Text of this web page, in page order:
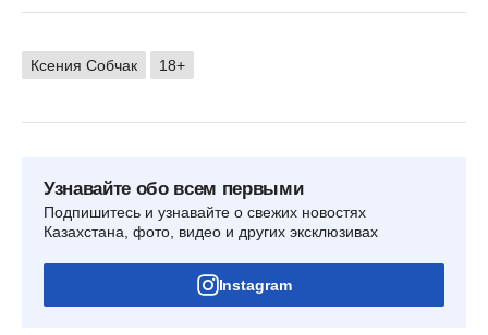
Ксения Собчак 18+
Узнавайте обо всем первыми
Подпишитесь и узнавайте о свежих новостях
Казахстана, фото, видео и других эксклюзивах
Instagram